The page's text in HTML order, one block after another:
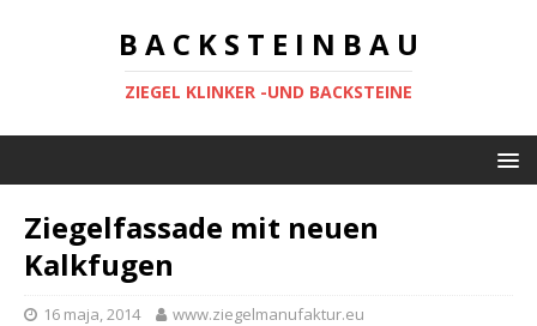
B A C K S T E I N B A U
ZIEGEL KLINKER -UND BACKSTEINE
Ziegelfassade mit neuen
Kalkfugen
16 maja, 2014 www.ziegelmanufaktur.eu